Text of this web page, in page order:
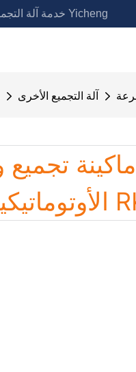
خدمة آلة التجميع الأوتوماتيكية المخصصة منذ عام 2007 - أتمتة Yicheng
آلة التجميع الأخرى